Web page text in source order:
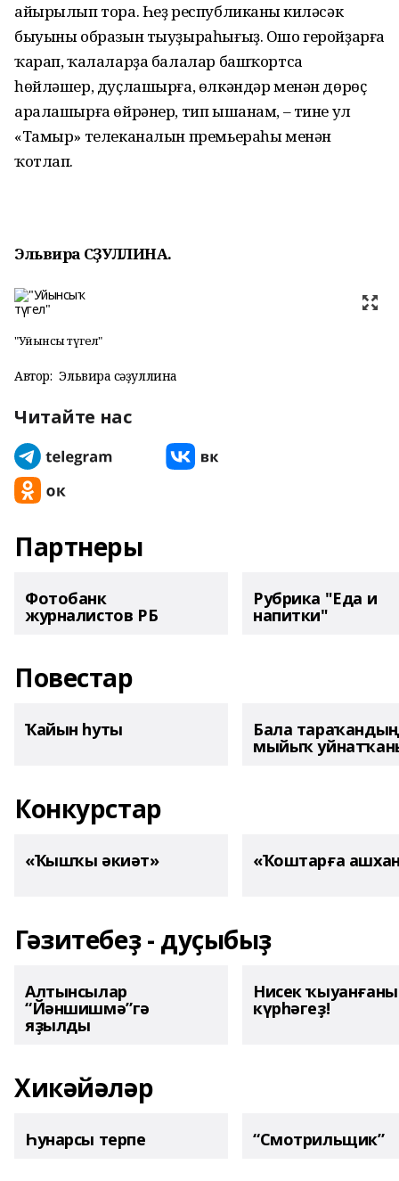
айырылып тора. Һеҙ республиканың киләсәк
быуыны образын тыуҙыраһығыҙ. Ошо геройҙарға
ҡарап, ҡалаларҙа балалар башҡортса
һөйләшер, дуҫлашырға, өлкәндәр менән дөрөҫ
аралашырға өйрәнер, тип ышанам, – тине ул
«Тамыр» телеканалын премьераһы менән
ҡотлап.
Эльвира ӘСӘҘУЛЛИНА.
"Уйынсыҡ түгел"
Автор: Эльвира Әсәҙуллина
Читайте нас
Партнеры
Фотобанк
журналистов РБ
Рубрика "Еда и
напитки"
Повестар
Ҡайын һуты Бала тараҡандың
мыйыҡ
Конкурстар
«Ҡышҡы әкиәт» «Ҡоштарға
Гәзитебеҙ - дуҫыбыҙ
Алтынсылар
“Йәншишмә”гә
яҙылды
Нисек
күрһәгеҙ!
Хикәйәләр
Һунарсы терпе “Смотрильщик”